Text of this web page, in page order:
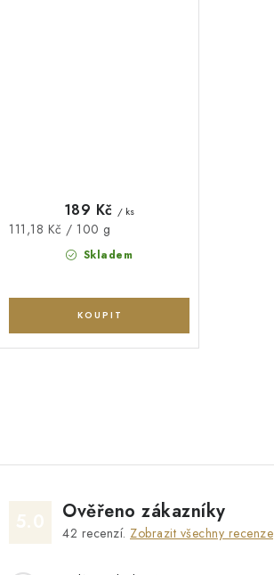
Skladem
189 Kč / ks
Měrná
111,18 Kč / 100 g
á
Ověřeno zákazníky
42 recenzí. Zobrazit všechny recenze